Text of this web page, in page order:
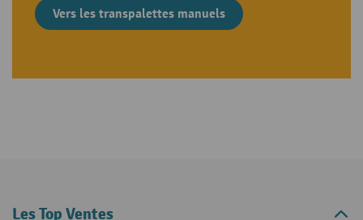
Vers les transpalettes manuels
Les Top Ventes